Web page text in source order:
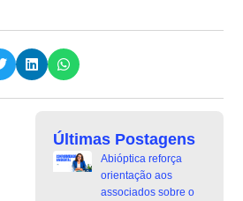
Últimas Postagens
Abióptica reforça
orientação aos
associados sobre o